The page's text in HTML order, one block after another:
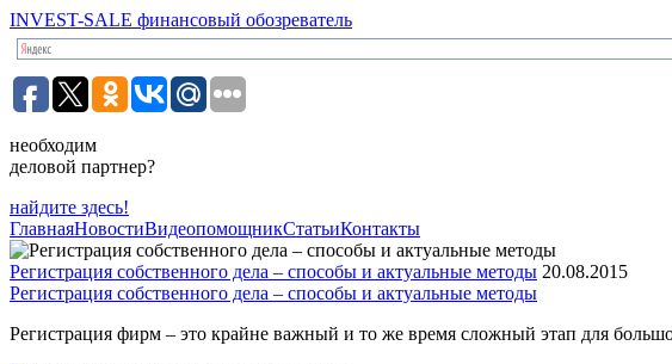
INVEST-SALE финансовый обозреватель
необходим
деловой партнер?
найдите здесь!
ГлавнаяНовостиВидеопомощникСтатьиКонтакты
Регистрация собственного дела – способы и актуальные методы 20.08.2015
Регистрация собственного дела – способы и актуальные методы
Регистрация фирм – это крайне важный и то же время сложный этап для